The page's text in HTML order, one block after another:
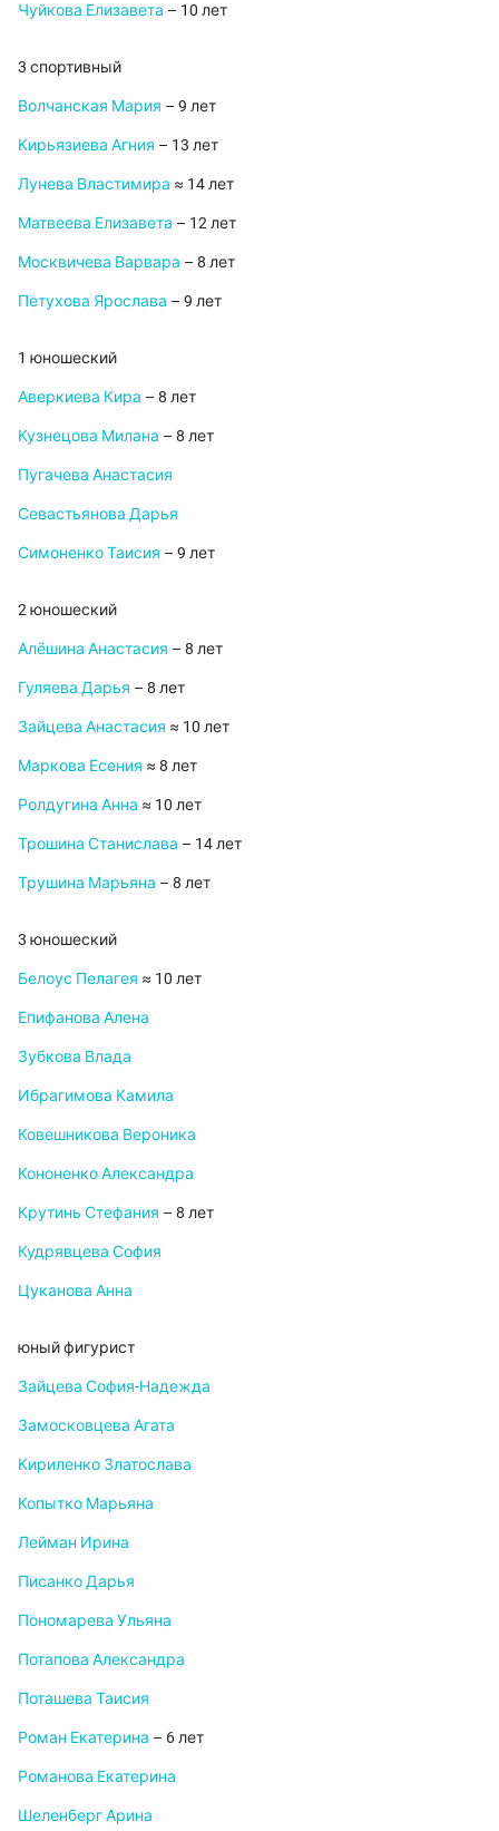
Чуйкова Елизавета – 10 лет
3 спортивный
Волчанская Мария – 9 лет
Кирьязиева Агния – 13 лет
Лунева Властимира ≈ 14 лет
Матвеева Елизавета – 12 лет
Москвичева Варвара – 8 лет
Петухова Ярослава – 9 лет
1 юношеский
Аверкиева Кира – 8 лет
Кузнецова Милана – 8 лет
Пугачева Анастасия
Севастьянова Дарья
Симоненко Таисия – 9 лет
2 юношеский
Алёшина Анастасия – 8 лет
Гуляева Дарья – 8 лет
Зайцева Анастасия ≈ 10 лет
Маркова Есения ≈ 8 лет
Ролдугина Анна ≈ 10 лет
Трошина Станислава – 14 лет
Трушина Марьяна – 8 лет
3 юношеский
Белоус Пелагея ≈ 10 лет
Епифанова Алена
Зубкова Влада
Ибрагимова Камила
Ковешникова Вероника
Кононенко Александра
Крутинь Стефания – 8 лет
Кудрявцева София
Цуканова Анна
юный фигурист
Зайцева София-Надежда
Замосковцева Агата
Кириленко Златослава
Копытко Марьяна
Лейман Ирина
Писанко Дарья
Пономарева Ульяна
Потапова Александра
Поташева Таисия
Роман Екатерина – 6 лет
Романова Екатерина
Шеленберг Арина